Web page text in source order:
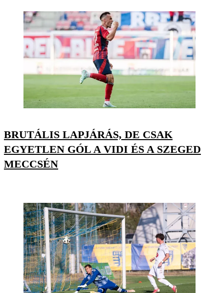
BRUTÁLIS LAPJÁRÁS, DE CSAK
EGYETLEN GÓL A VIDI ÉS A SZEGED
MECCSÉN